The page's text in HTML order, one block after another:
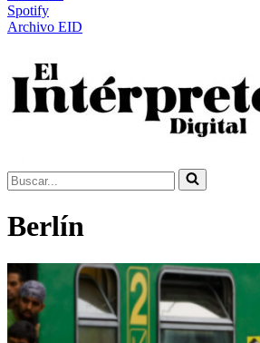
Spotify
Archivo EID
Buscar...
Berlín